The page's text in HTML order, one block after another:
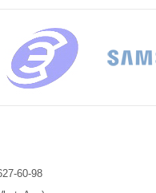
60-98